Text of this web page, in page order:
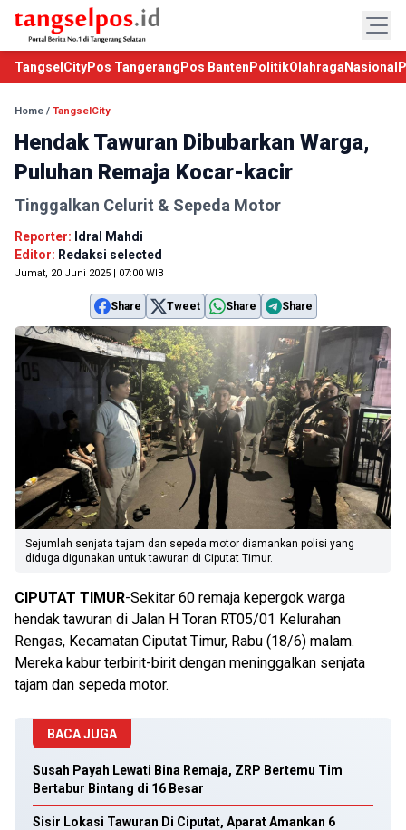
TangselCityPos Tangerang Pos Banten PolitikOlahraga Nasional
Home / TangselCity
Hendak Tawuran Dibubarkan Warga,
Puluhan Remaja Kocar-kacir
Tinggalkan Celurit & Sepeda Motor
Reporter: Idral Mahdi
Editor: Redaksi selected
Jumat, 20 Juni 2025 | 07:00 WIB
Share Tweet Share Share
Sejumlah senjata tajam dan sepeda motor diamankan polisi yang
diduga digunakan untuk tawuran di Ciputat Timur.
CIPUTAT TIMUR-Sekitar 60 remaja kepergok warga
hendak tawuran di Jalan H Toran RT05/01 Kelurahan
Rengas, Kecamatan Ciputat Timur, Rabu (18/6) malam.
Mereka kabur terbirit-birit dengan meninggalkan senjata
tajam dan sepeda motor.
BACA JUGA
Susah Payah Lewati Bina Remaja, ZRP Bertemu Tim
Bertabur Bintang di 16 Besar
Sisir Lokasi Tawuran Di Ciputat, Aparat Amankan 6